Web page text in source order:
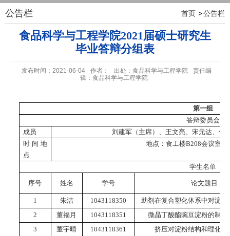
首页 公告栏
公告栏
食品科学与工程学院2021届硕士研究生
毕业答辩分组表
发布时间：2021-06-04 作者： 出处：食品科学与工程学院
责任编
辑：食品科学与工程学院
第一组
答辩委员会
成员
刘建军（主席）、王文亮、宋元达、傅
时间地
点
地点：食工楼B208会议室
学生名单
序号 姓名 学号 论文题目
1 朱洁 1043118350 助剂在复合塑化体系中对淀粉
2
董福月 1043118351
微晶丁酸酯豌豆淀粉的制备
3
董宇晴 1043118361 挤压对淀粉结构和理化性